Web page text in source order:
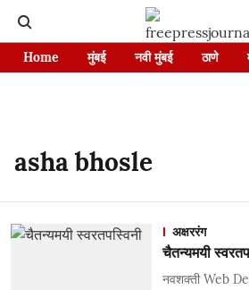
Home मुंबई नवी मुंबई ठाणे
asha bhosle
अक्षररंग
चैतन्यमयी
नवशक्ती Web